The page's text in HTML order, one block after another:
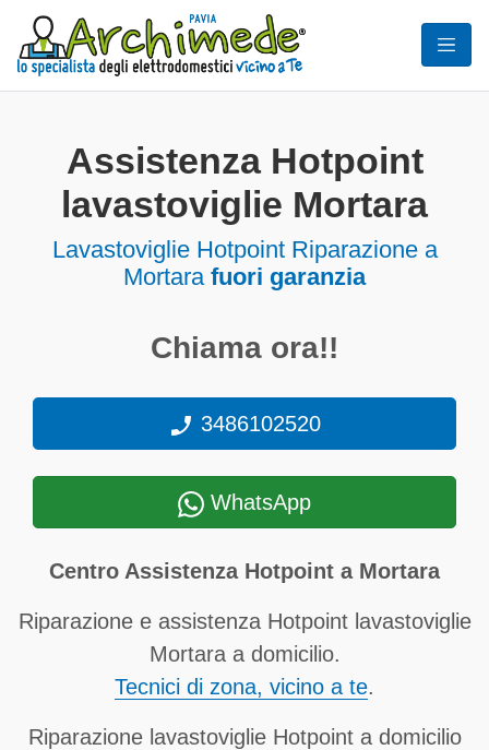
Assistenza Hotpoint
lavastoviglie Mortara
LavastoviglieHotpoint Riparazione a
Mortara fuori garanzia
Chiama ora!!
3486102520
WhatsApp
Centro Assistenza Hotpoint a Mortara
Riparazione e assistenza Hotpoint lavastoviglie
Mortara a domicilio.
Tecnici di zona, vicino a te.
Riparazione lavastoviglie Hotpoint a domicilio